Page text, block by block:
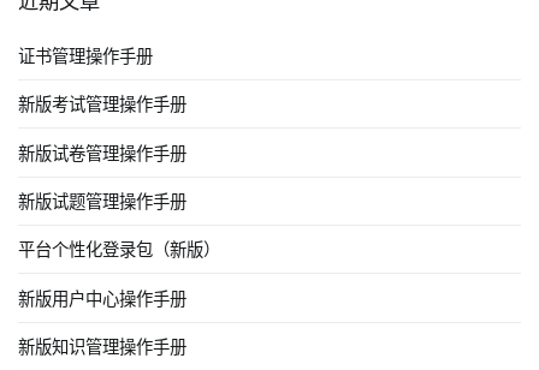
证书管理操作手册
新版考试管理操作手册
新版试卷管理操作手册
新版试题管理操作手册
平台个性化登录包（新版）
新版用户中心操作手册
新版知识管理操作手册